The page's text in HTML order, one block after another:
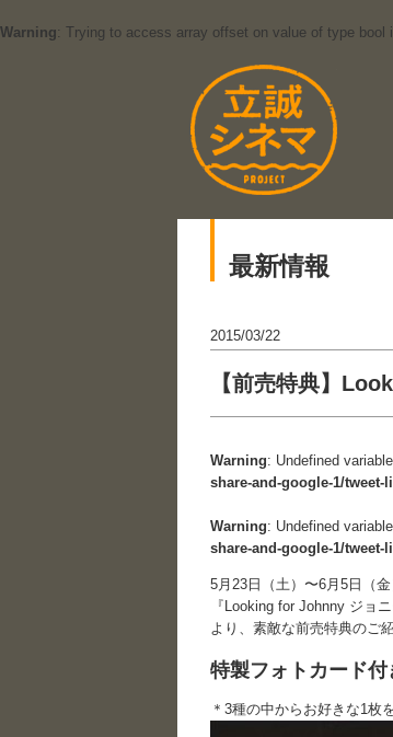
Warning: Trying to access array offset on value of type bool
最新情報
2015/03/22
【前売特典】
Warning: Undefined
share-and-google-1/tweet-
Warning: Undefined
share-and-google-1/tweet-
5月23日（土）〜6月5日（
『Looking for Johnny ジョ
より、素敵な前売特典のご紹
特製フォトカード付
＊3種の中からお好きな1枚